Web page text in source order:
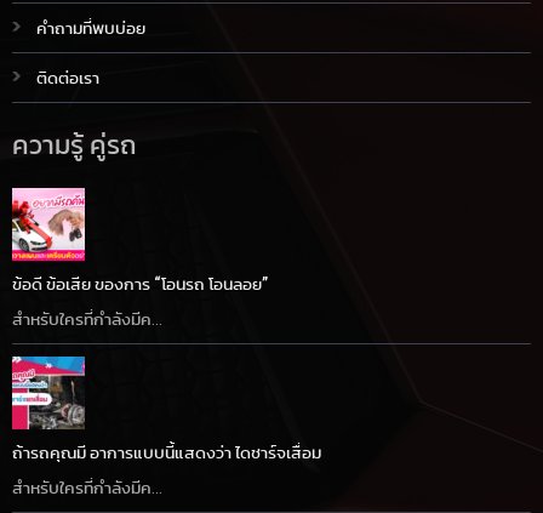
คำถามที่พบบ่อย
ติดต่อเรา
ความรู้ คู่รถ
ข้อดี ข้อเสีย ของการ “โอนรถ โอนลอย”
สำหรับใครที่กำลังมีค...
ถ้ารถคุณมี อาการแบบนี้แสดงว่า ไดชาร์จเสื่อม
สำหรับใครที่กำลังมีค...